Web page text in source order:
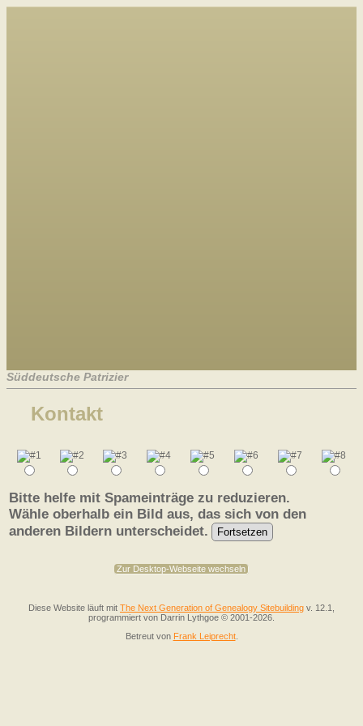
Süddeutsche Patrizier
Kontakt
Bitte helfe mit Spameinträge zu reduzieren.
Wähle oberhalb ein Bild aus, das sich von den
anderen Bildern unterscheidet.
Zur Desktop-Webseite wechseln
Diese Website läuft mit The Next Generation of Genealogy Sitebuilding v. 12.1,
programmiert von Darrin Lythgoe © 2001-2026.
Betreut von Frank Leiprecht.